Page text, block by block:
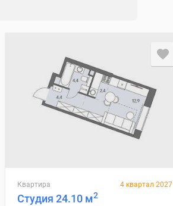
Квартира 4 квартал 2027
Студия 24.10 м2